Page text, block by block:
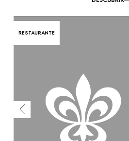
RESTAURANTE